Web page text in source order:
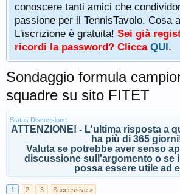
conoscere tanti amici che
passione per il TennisTavolo. Cosa
L'iscrizione è gratuita! Sei già
ricordi la password? Clicca QUI.
Sondaggio formula
squadre su sito FITET
Status Discussione:
ATTENZIONE! - L'ultima risposta a
ha più di 365
Valuta se potrebbe aver senso
discussione sull'argomento o se
possa essere utile ad
1 2 3 Successive >